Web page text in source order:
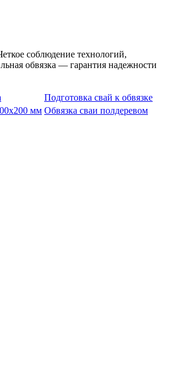
соблюдение технологий,
обвязка — гарантия надежности
Подготовка свай к обвязке
мм Обвязка сваи полдеревом